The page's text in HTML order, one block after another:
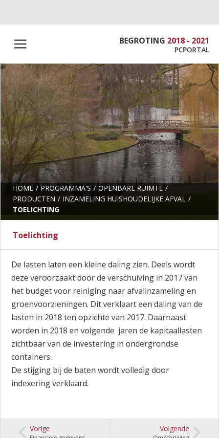
BEGROTING 2018 - 2021
PCPORTAL
HOME PROGRAMMA'S
OPENBARE RUIMTE
PRODUCTEN
INZAMELING HUISHOUDELIJKE AFVAL
TOELICHTING
Toelichting
De lasten laten een kleine daling zien. Deels wordt
deze veroorzaakt door de verschuiving in 2017 van
het budget voor reiniging naar afvalinzameling en
groenvoorzieningen. Dit verklaart een daling van de
lasten in 2018 ten opzichte van 2017. Daarnaast
worden in 2018 en volgende jaren de kapitaallasten
zichtbaar van de investering in ondergrondse
containers.
De stijging bij de baten wordt volledig door
indexering verklaard.
Vorige Volgende